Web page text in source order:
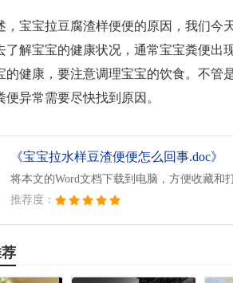
，宝宝拉豆腐渣样便便的原因，我们今
了解宝宝的健康状况，通常宝宝粪便出
的健康，要注意调理宝宝的饮食。不管
便异常需要尽快找到原因。
《宝宝拉水样豆渣便便怎么回事.doc》
将本文的Word文档下载到电脑，方便收藏和
推荐度：